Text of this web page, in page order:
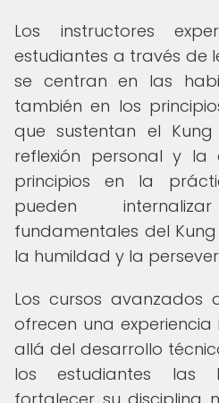
Los instructores
estudiantes a través de
se centran en las
también en los
que sustentan el
reflexión personal y la
principios en la
pueden
fundamentales del
la humildad y la
Los cursos avanzados
ofrecen una
allá del desarrollo
los estudiantes las